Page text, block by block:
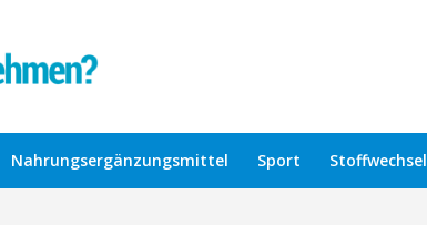
Nahrungsergänzungsmittel Sport Stoffwechsel